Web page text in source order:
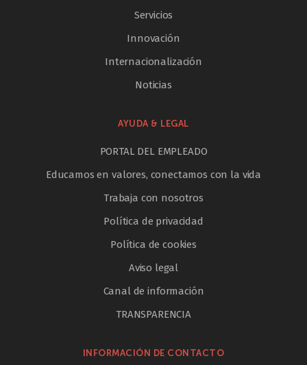
Servicios
Innovación
Internacionalización
Noticias
AYUDA & LEGAL
PORTAL DEL EMPLEADO
Educamos en valores, conectamos con la vida
Trabaja con nosotros
Política de privacidad
Política de cookies
Aviso legal
Canal de información
TRANSPARENCIA
INFORMACIÓN DE CONTACTO